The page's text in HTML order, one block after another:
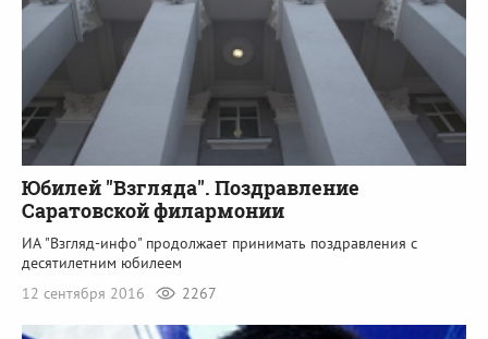
Юбилей "Взгляда". Поздравление
Саратовской филармонии
ИА "Взгляд-инфо" продолжает принимать поздравления с
десятилетним юбилеем
12 сентября 2016
2267